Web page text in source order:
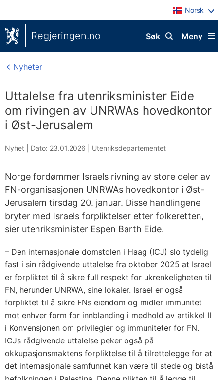
Norsk
Regjeringen.no Meny
Søk
Nyheter
Uttalelse fra utenriksminister Eide
om rivingen av UNRWAs hovedkontor
i Øst-Jerusalem
Nyhet | Dato: 23.01.2026 Utenriksdepartementet
Norge fordømmer Israels rivning av store deler av
FN-organisasjonen UNRWAs hovedkontor i Øst-
Jerusalem tirsdag 20. januar. Disse handlingene
bryter med Israels forpliktelser etter folkeretten,
sier utenriksminister Espen Barth Eide.
– Den internasjonale domstolen i Haag (ICJ) slo tydelig
fast i sin rådgivende uttalelse fra oktober 2025 at Israel
er forpliktet til å sikre full respekt for ukrenkeligheten til
FN, herunder UNRWA, sine lokaler. Israel er også
forpliktet til å sikre FNs eiendom og midler immunitet
mot enhver form for innblanding i medhold av artikkel II
i Konvensjonen om privilegier og immuniteter for FN.
ICJs rådgivende uttalelse peker også på
okkupasjonsmaktens forpliktelse til å tilrettelegge for at
det internasjonale samfunnet kan være til stede og bistå